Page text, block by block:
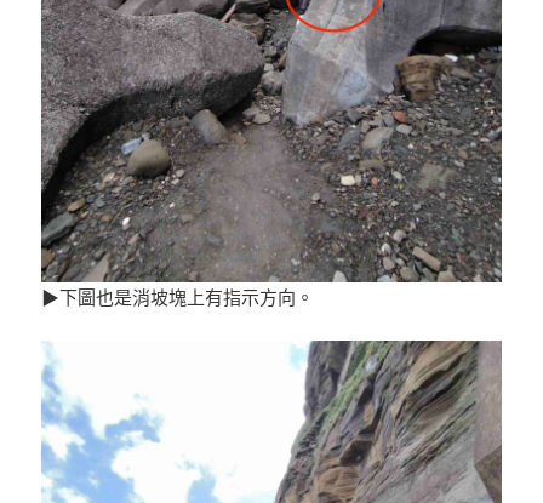
▶下圖也是消坡塊上有指示方向。